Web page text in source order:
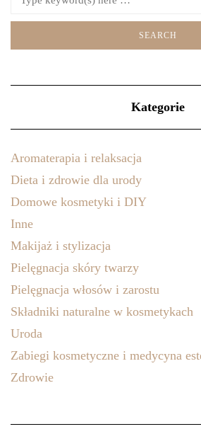
Kategorie
Aromaterapia i relaksacja
Dieta i zdrowie dla urody
Domowe kosmetyki i DIY
Inne
Makijaż i stylizacja
Pielęgnacja skóry twarzy
Pielęgnacja włosów i zarostu
Składniki naturalne w kosmetykach
Uroda
Zabiegi kosmetyczne i medycyna
Zdrowie